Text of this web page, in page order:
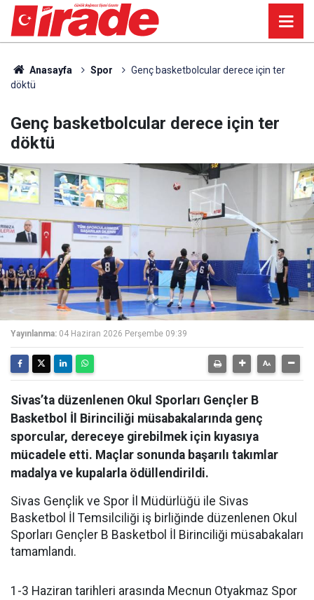
Anasayfa Spor
Genç basketbolcular derece için ter
döktü
Genç basketbolcular derece için ter
döktü
Yayınlanma: 04 Haziran 2026 Perşembe 09:39
Sivas’ta düzenlenen Okul Sporları Gençler B
Basketbol İl Birinciliği müsabakalarında genç
sporcular, dereceye girebilmek için kıyasıya
mücadele etti. Maçlar sonunda başarılı takımlar
madalya ve kupalarla ödüllendirildi.
Sivas Gençlik ve Spor İl Müdürlüğü ile Sivas
Basketbol İl Temsilciliği iş birliğinde düzenlenen Okul
Sporları Gençler B Basketbol İl Birinciliği müsabakaları
tamamlandı.
1-3 Haziran tarihleri arasında Mecnun Otyakmaz Spor